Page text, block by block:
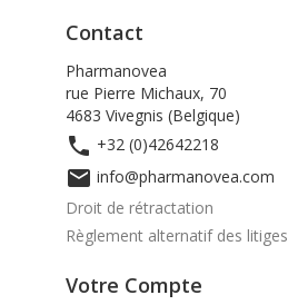
Contact
Pharmanovea
rue Pierre Michaux, 70
4683 Vivegnis (Belgique)
 +32 (0)42642218
 info@pharmanovea.com
Droit de rétractation
Règlement alternatif des litiges
Votre Compte